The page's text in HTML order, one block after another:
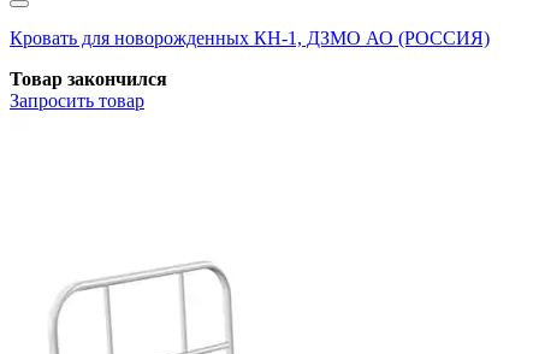
Кровать для новорожденных КН-1, ДЗМО АО (РОССИЯ)
Товар закончился
Запросить товар